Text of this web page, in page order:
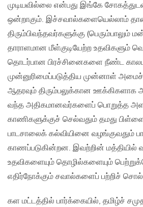
முடியவில்லை என்பது இங்கே
ஒன்றாகும். இச்சவால்களையெல்லாம்
திரும்பிவந்தவர்களுக்கு (பெரும்பாலும்
தாராளமான மீள்குடியேற்ற உதவிகளும்
தொடர்பான பிரச்சினைகளை நீண்ட
முன்னுரிமைப்படுத்திய முன்னாள்
ஆதரவும் திரும்பலுக்கான ஊக்கிகளாக
வந்த அதிகமானவர்களைப் பொறுத்த
காணிகளுக்குச் செல்வதும் தமது
பாடசாலைக் கல்வியினை வழங்குவதும்
காணப்படுகின்றன. இவற்றின் மத்தியில்
உதவிகளையும் தொழில்களையும்
எதிர்நோக்கும் சவால்களைப் பற்றிச்
கள மட்டத்தில் பார்க்கையில், தமிழ்ச்